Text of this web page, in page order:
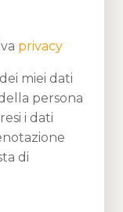
privacy
miei dati
persona
i dati
di